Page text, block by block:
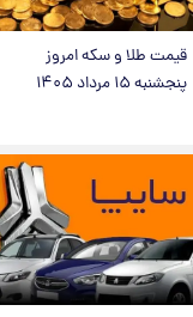
قیمت طلا و سکه امروز
پنجشنبه ۱۵ مرداد ۱۴۰۵